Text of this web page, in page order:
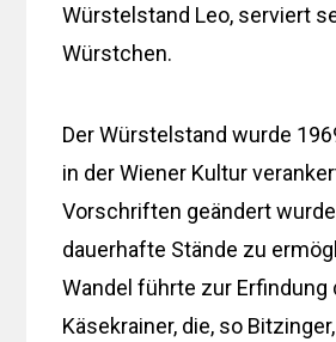
Würstelstand Leo, serviert
Würstchen.
Der Würstelstand wurde
in der Wiener Kultur
Vorschriften geändert
dauerhafte Stände zu
Wandel führte zur Erfindung
Käsekrainer, die, so